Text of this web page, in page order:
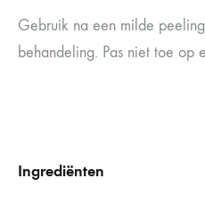
Gebruik na een milde
behandeling. Pas niet toe op
Ingrediënten